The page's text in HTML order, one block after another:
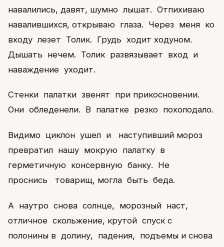
навалились, давят, шумно лышат. Отпихиваю
навалившихся, открываю глаза. Через меня ко
входу лезет Толик. Грудь ходит ходуном.
Дышать нечем. Толик развязывает вход и
наваждение уходит.
Стенки палатки звенят при прикосновении.
Они обледенели. В палатке резко похолодало.
Видимо циклон ушел и наступивший мороз
превратил нашу мокрую палатку в
герметичную консервную банку. Не
проснись товарищ, могла быть беда.
А наутро снова солнце, морозный наст,
отличное скольжение, крутой спуск с
полонины в долину, падения, подъемы и снова